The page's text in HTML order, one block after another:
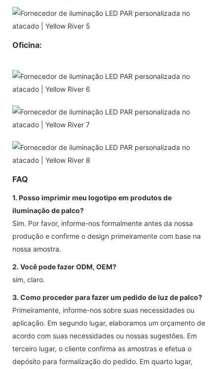
Oficina:
FAQ
1. Posso imprimir meu logotipo em produtos de
iluminação de palco?
Sim. Por favor, informe-nos formalmente antes da nossa
produção e confirme o design primeiramente com base na
nossa amostra.
2. Você pode fazer ODM, OEM?
sim, claro.
3. Como proceder para fazer um pedido de luz de palco?
Primeiramente, informe-nos sobre suas necessidades ou
aplicação. Em segundo lugar, elaboramos um orçamento de
acordo com suas necessidades ou nossas sugestões. Em
terceiro lugar, o cliente confirma as amostras e efetua o
depósito para formalização do pedido. Em quarto lugar,